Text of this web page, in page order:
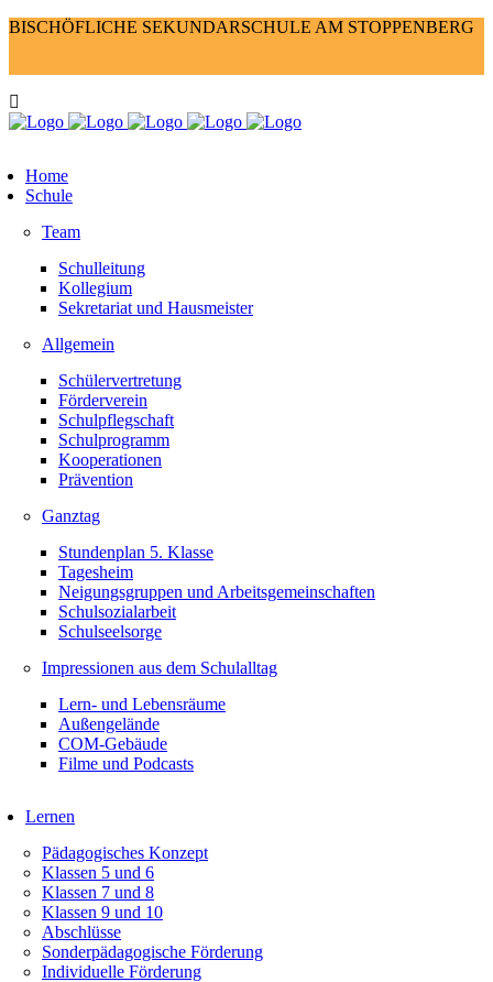
BISCHÖFLICHE SEKUNDARSCHULE AM STOPPENBERG
Home
Schule
Team
Schulleitung
Kollegium
Sekretariat und Hausmeister
Allgemein
Schülervertretung
Förderverein
Schulpflegschaft
Schulprogramm
Kooperationen
Prävention
Ganztag
Stundenplan 5. Klasse
Tagesheim
Neigungsgruppen und Arbeitsgemeinschaften
Schulsozialarbeit
Schulseelsorge
Impressionen aus dem Schulalltag
Lern- und Lebensräume
Außengelände
COM-Gebäude
Filme und Podcasts
Lernen
Pädagogisches Konzept
Klassen 5 und 6
Klassen 7 und 8
Klassen 9 und 10
Abschlüsse
Sonderpädagogische Förderung
Individuelle Förderung